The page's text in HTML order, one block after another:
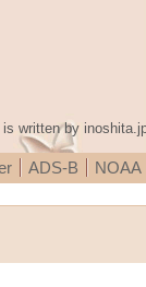
written by
ADS-B NOAA